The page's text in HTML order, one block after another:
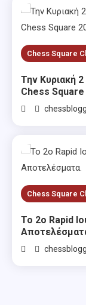
Chess Square
Την Κυριακή
Chess Square
Chess Square
Το 2ο Rapid